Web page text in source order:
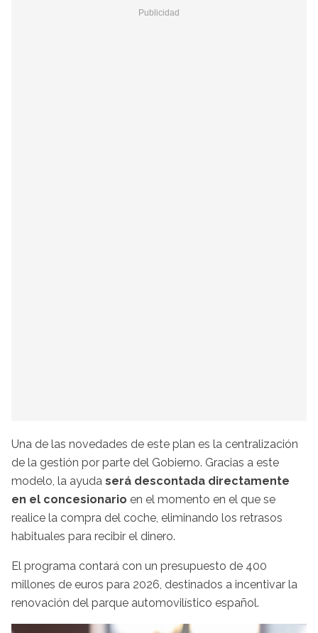
Una de las novedades de este plan es la centralización
de la gestión por parte del Gobierno. Gracias a este
modelo, la ayuda será descontada directamente
en el concesionario en el momento en el que se
realice la compra del coche, eliminando los retrasos
habituales para recibir el dinero.
El programa contará con un presupuesto de 400
millones de euros para 2026, destinados a incentivar la
renovación del parque automovilístico español.